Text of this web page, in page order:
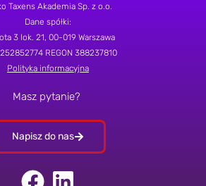
Taxens Akademia Sp. z o.o.
Dane spółki:
3 lok. 21 , 00-019 Warszawa
REGON 388237810
Polityka informacyjna
Masz pytanie?
Napisz do nas
F L